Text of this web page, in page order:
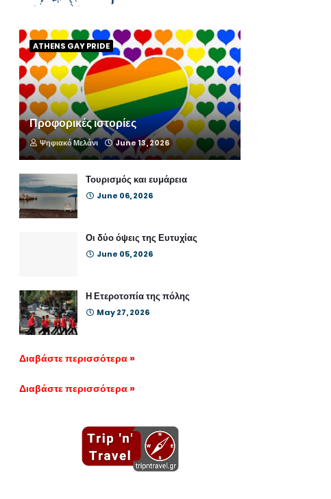
ATHENS GAY PRIDE
Προφορικές ιστορίες
Ψηφιακό Μελάνι June 13, 2026
Τουρισμός και ευμάρεια
June 06, 2026
Οι δύο όψεις της Ευτυχίας
June 05, 2026
Η Ετεροτοπία της πόλης
May 27, 2026
Διαβάστε περισσότερα »
Διαβάστε περισσότερα »